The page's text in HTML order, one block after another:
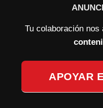
Tu colaboración nos
APOYAR